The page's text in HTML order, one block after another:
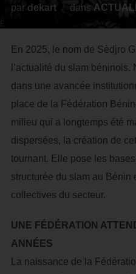
par dekart dans
En 2025, le nom de Sèdjro
l’actualité du slam
dans une avancée
place de la Fédération
milieu qui a longtemps été
dispersées, la création de
tournant. Elle pose les
structurée du slam au Bénin
collectives du secteur.
UNE FÉDÉRATION
ANNÉES
La naissance de la